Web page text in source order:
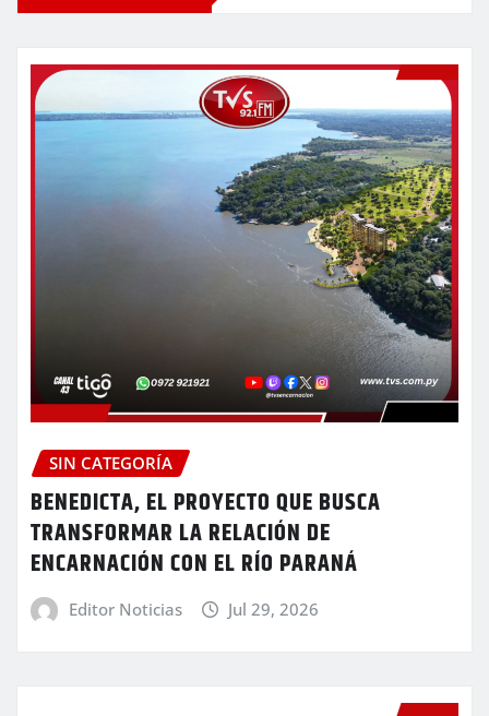
SIN CATEGORÍA
BENEDICTA, EL PROYECTO QUE BUSCA
TRANSFORMAR LA RELACIÓN DE
ENCARNACIÓN CON EL RÍO PARANÁ
Editor Noticias Jul 29, 2026